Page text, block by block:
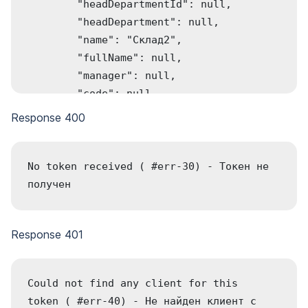
    "MiddleName": {
        "type": "string",
    "MobilePhone": {
        "description": "Номер телефона
сотрудника",
        "ext_ID": "5678",
        "organizationName": null
    },
        "id": 50,
        "kpp": "968601000",
Response 400
No token received ( #err-30) - Токен не
получен
Response 401
Could not find any client for this
token ( #err-40) - Не найден клиент с